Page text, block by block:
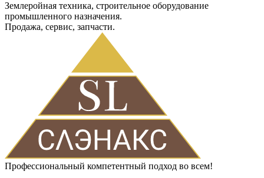
Землеройная техника, строительное оборудование
промышленного назначения.
Продажа, сервис, запчасти.
Профессиональный компетентный подход во всем!